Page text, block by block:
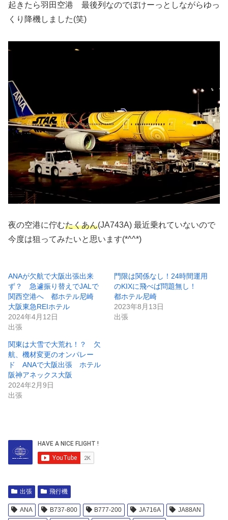
起きたら羽田空港 最後列なのでぼけーっとしながらゆっ
くり降機しました(笑)
夜の空港に佇むたくあん(JA743A) 最近乗れていないので
今度は狙ってみたいと思います(*^^*)
ANAが欠航で大阪出張出来
ず？ 急遽振り替えでJALで
関西空港へ 都ホテル尼崎
大阪東急REIホテル
2024年4月12日
出張
門限は関係なし！24時間運用
のKIXに飛べば問題無し！
都ホテル尼崎
2023年8月13日
出張
関東は大雪で大荒れ！？ 欠
航、機材変更のオンパレー
ド ANAで大阪出張 ホテル
阪神アネックス大阪
2024年2月9日
出張
出張 飛行機
ANA B737-800 B777-200 JA716A
JA88AN